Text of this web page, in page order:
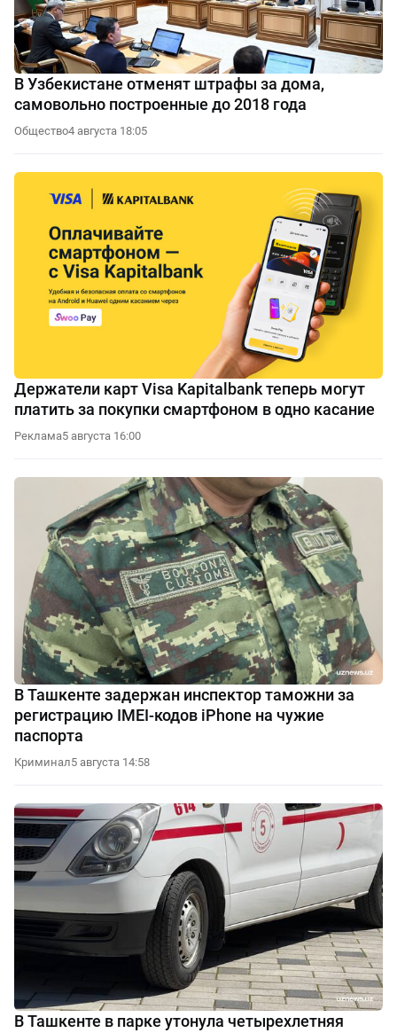
В Узбекистане отменят штрафы за дома,
самовольно построенные до 2018 года
Общество4 августа 18:05
Держатели карт Visa Kapitalbank теперь могут
платить за покупки смартфоном в одно касание
Реклама5 августа 16:00
В Ташкенте задержан инспектор таможни за
регистрацию IMEI-кодов iPhone на чужие
паспорта
Криминал5 августа 14:58
В Ташкенте в парке утонула четырехлетняя